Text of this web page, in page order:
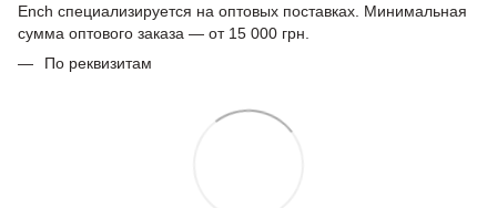
Ench специализируется на оптовых поставках. Минимальная
сумма оптового заказа — от 15 000 грн.
По реквизитам